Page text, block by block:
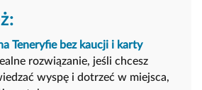
Teneryfie bez kaucji i karty
rozwiązanie, jeśli chcesz
wyspę i dotrzeć w miejsca,